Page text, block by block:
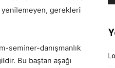
yenilemeyen, gerekleri
seminer-danışmanlık
Bu baştan aşağı